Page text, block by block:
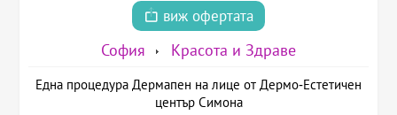
виж офертата
София Красота и Здраве
Една процедура Дермапен на лице от Дермо-Естетичен
център Симона